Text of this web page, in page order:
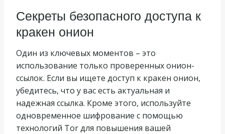
Секреты безопасного доступа к
кракен онион
Один из ключевых моментов – это
использование только проверенных онион-
ссылок. Если вы ищете доступ к кракен онион,
убедитесь, что у вас есть актуальная и
надежная ссылка. Кроме этого, используйте
одновременное шифрование с помощью
технологий Tor для повышения вашей